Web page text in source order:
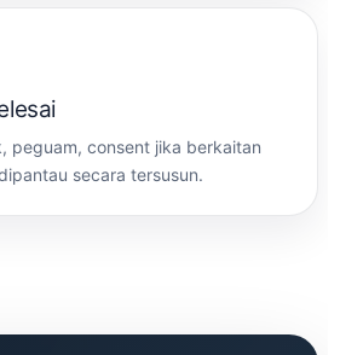
peguam, consent jika berkaitan
secara tersusun.